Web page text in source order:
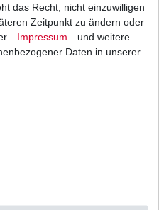
/ Virago
mit dem
das Recht, nicht einzuwilligen
Zeitpunkt zu ändern oder
Impressum
und weitere
Daten in unserer